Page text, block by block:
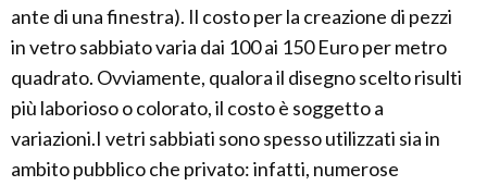
ante di una finestra). Il costo per la creazione di pezzi
in vetro sabbiato varia dai 100 ai 150 Euro per metro
quadrato. Ovviamente, qualora il disegno scelto risulti
più laborioso o colorato, il costo è soggetto a
variazioni.I vetri sabbiati sono spesso utilizzati sia in
ambito pubblico che privato: infatti, numerose